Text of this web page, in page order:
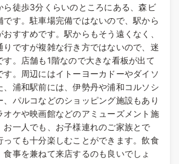
ら徒歩3分くらいのところにある、森ビ
です。駐車場完備ではないので、駅から
すすめです。駅からもそう遠くなく、
りですが複雑な行き方ではないので、迷
す。店舗も1階なので大きな看板が出て
す。周辺にはイトーヨーカドーやダイソ
、浦和駅前には、伊勢丹や浦和コルソシ
、パルコなどのショッピング施設もあり
オケや映画館などのアミューズメント施
お一人でも、お子様連れのご家族とで
っても十分楽しむことができます。飲食
食事を兼ねて来店するのも良いでしょ